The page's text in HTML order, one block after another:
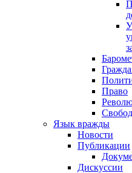
Право
Язык вражды
Новости
Публикации
Дискуссии